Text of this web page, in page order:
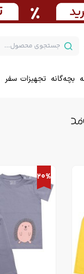
بچه‌گانه تجهیزات سفر
20%